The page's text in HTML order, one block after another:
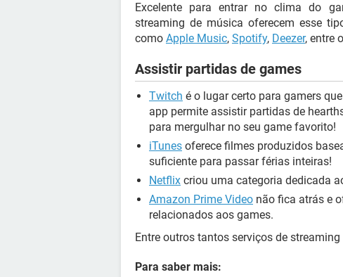
Excelente para entrar no clima do
streaming de música oferecem esse
como Apple Music, Spotify, Deezer, entre
Assistir partidas de games
Twitch é o lugar certo para gamers
app permite assistir partidas de
para mergulhar no seu game favorito!
iTunes oferece filmes produzidos
suficiente para passar férias inteiras!
Netflix criou uma categoria dedicada
Amazon Prime Video não fica atrás e
relacionados aos games.
Entre outros tantos serviços de
Para saber mais: